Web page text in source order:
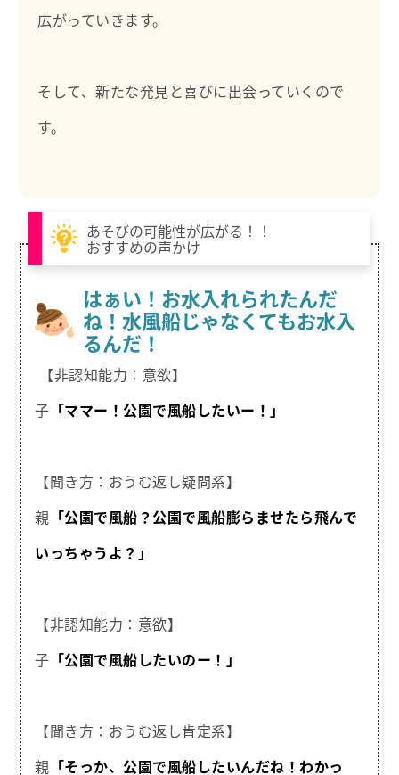
広がっていきます。
そして、新たな発見と喜びに出会っていくので
す。
あそびの可能性が広がる！！
おすすめの声かけ
はぁい！お水入れられたんだ
ね！水風船じゃなくてもお水入
るんだ！
【非認知能力：意欲】
子 「ママー！公園で風船したいー！」
【聞き方：おうむ返し疑問系】
親 「公園で風船？公園で風船膨らませたら飛んで
いっちゃうよ？」
【非認知能力：意欲】
子 「公園で風船したいのー！」
【聞き方：おうむ返し肯定系】
親 「そっか、公園で風船したいんだね！わかっ